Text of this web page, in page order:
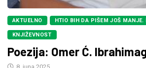
AKTUELNO HTIO BIH DA PIŠEM JOŠ MANJE.
KNJIŽEVNOST
Poezija: Omer Ć.